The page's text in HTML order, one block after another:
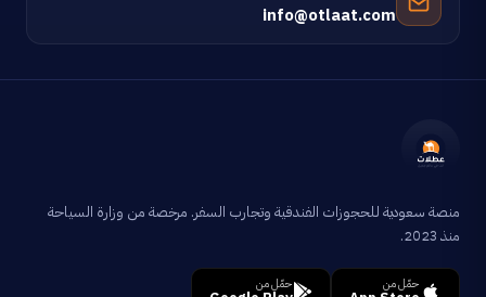
info@otlaat.com
منصة سعودية للحجوزات الفندقية وتجارب السفر. مرخصة من وزارة السياحة
منذ 2023.
حمّل من حمّل من